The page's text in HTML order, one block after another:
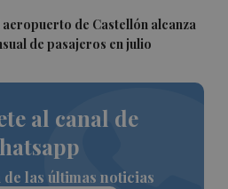
de Castellón alcanza
de pasajeros en julio
al canal de
las últimas noticias